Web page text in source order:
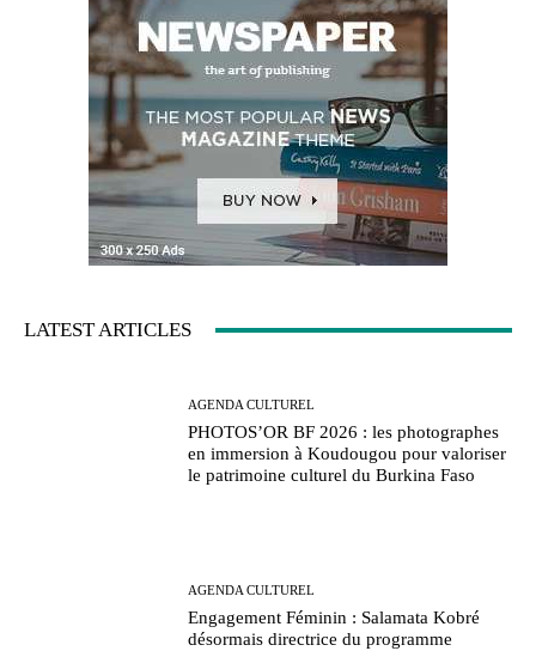
LATEST ARTICLES
AGENDA CULTUREL
PHOTOS’OR BF 2026 : les photographes
en immersion à Koudougou pour valoriser
le patrimoine culturel du Burkina Faso
AGENDA CULTUREL
Engagement Féminin : Salamata Kobré
désormais directrice du programme